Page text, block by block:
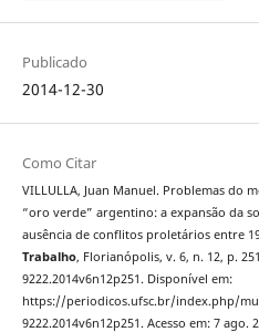
Publicado
2014-12-30
Como Citar
VILLULLA, Juan Manuel. Problemas do
“oro verde” argentino: a expansão da
ausência de conflitos proletários entre
Trabalho, Florianópolis, v. 6, n. 12, p.
9222.2014v6n12p251. Disponível em:
https://periodicos.ufsc.br/index.php/
9222.2014v6n12p251. Acesso em: 7 ago.